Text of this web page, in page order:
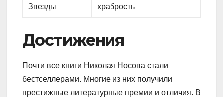
Звезды
храбрость
Достижения
Почти все книги Николая Носова стали
бестселлерами. Многие из них получили
престижные литературные премии и отличия. В